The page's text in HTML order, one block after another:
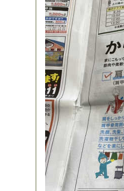
マイメディア検索